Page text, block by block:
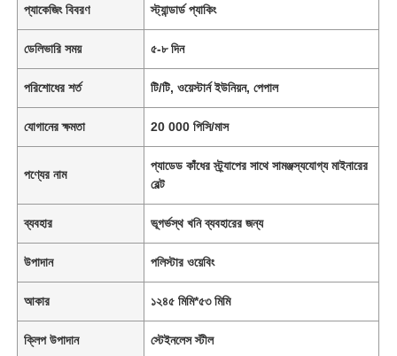
প্যাকেজিং বিবরণ স্ট্যান্ডার্ড প্যাকিং
ডেলিভারি সময় ৫-৮ দিন
পরিশোধের শর্ত টি/টি, ওয়েস্টার্ন ইউনিয়ন, পেপাল
যোগানের ক্ষমতা 20 000 পিসি/মাস
পণ্যের নাম
প্যাডেড কাঁধের স্ট্র্যাপের সাথে সামঞ্জস্যযোগ্য মাইনারের
বেল্ট
ব্যবহার ভূগর্ভস্থ খনি ব্যবহারের জন্য
উপাদান পলিস্টার ওয়েবিং
আকার ১২৪৫ মিমি*৫৩ মিমি
ক্লিপ উপাদান স্টেইনলেস স্টীল